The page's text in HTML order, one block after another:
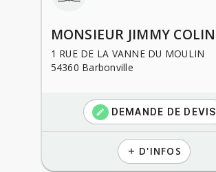
MONSIEUR JIMMY COLIN
1 RUE DE LA VANNE DU MOULIN
54360 Barbonville
create DEMANDE DE DEVIS
add D'INFOS